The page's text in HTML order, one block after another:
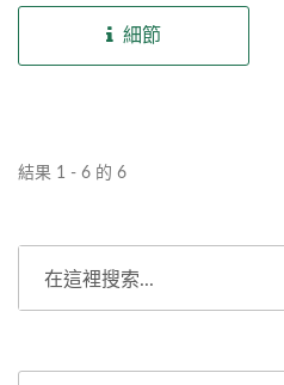
尺寸刷具，適用眼影粉、遮
瑕粉、高光粉餅、修容粉
多色粉盤包材外，樂美化粧
細節
結果 1 - 6 的 6